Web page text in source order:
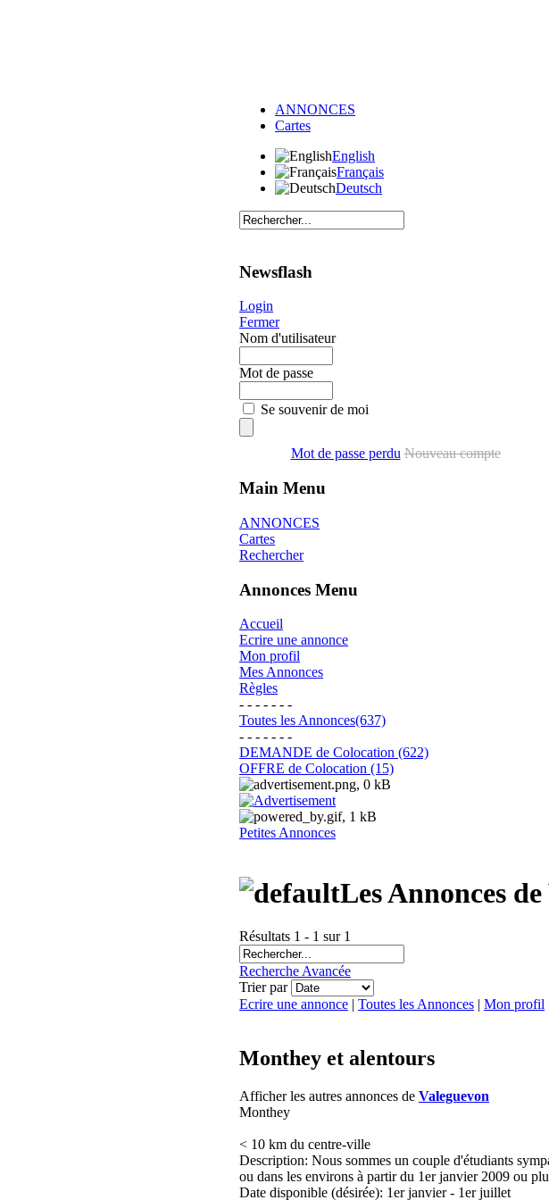
ANNONCES
Cartes
English
Français
Deutsch
Newsflash
Login
Fermer
Nom d'utilisateur
Mot de passe
Se souvenir de moi
Mot de passe perdu Nouveau compte
Main Menu
ANNONCES
Cartes
Rechercher
Annonces Menu
Accueil
Ecrire une annonce
Mon profil
Mes Annonces
Règles
- - - - - - -
Toutes les Annonces(637)
- - - - - - -
DEMANDE de Colocation (622)
OFFRE de Colocation (15)
Petites Annonces
Les Annonces
Résultats 1 - 1 sur 1
Recherche Avancée
Trier par
Ecrire une annonce | Toutes les Annonces | Mon profil
Monthey et alentours
Afficher les autres annonces de Valeguevon
Monthey
< 10 km du centre-ville
Description: Nous sommes un couple d'étudiants
ou dans les environs à partir du 1er janvier 2009 ou
Date disponible (désirée): 1er janvier - 1er juillet